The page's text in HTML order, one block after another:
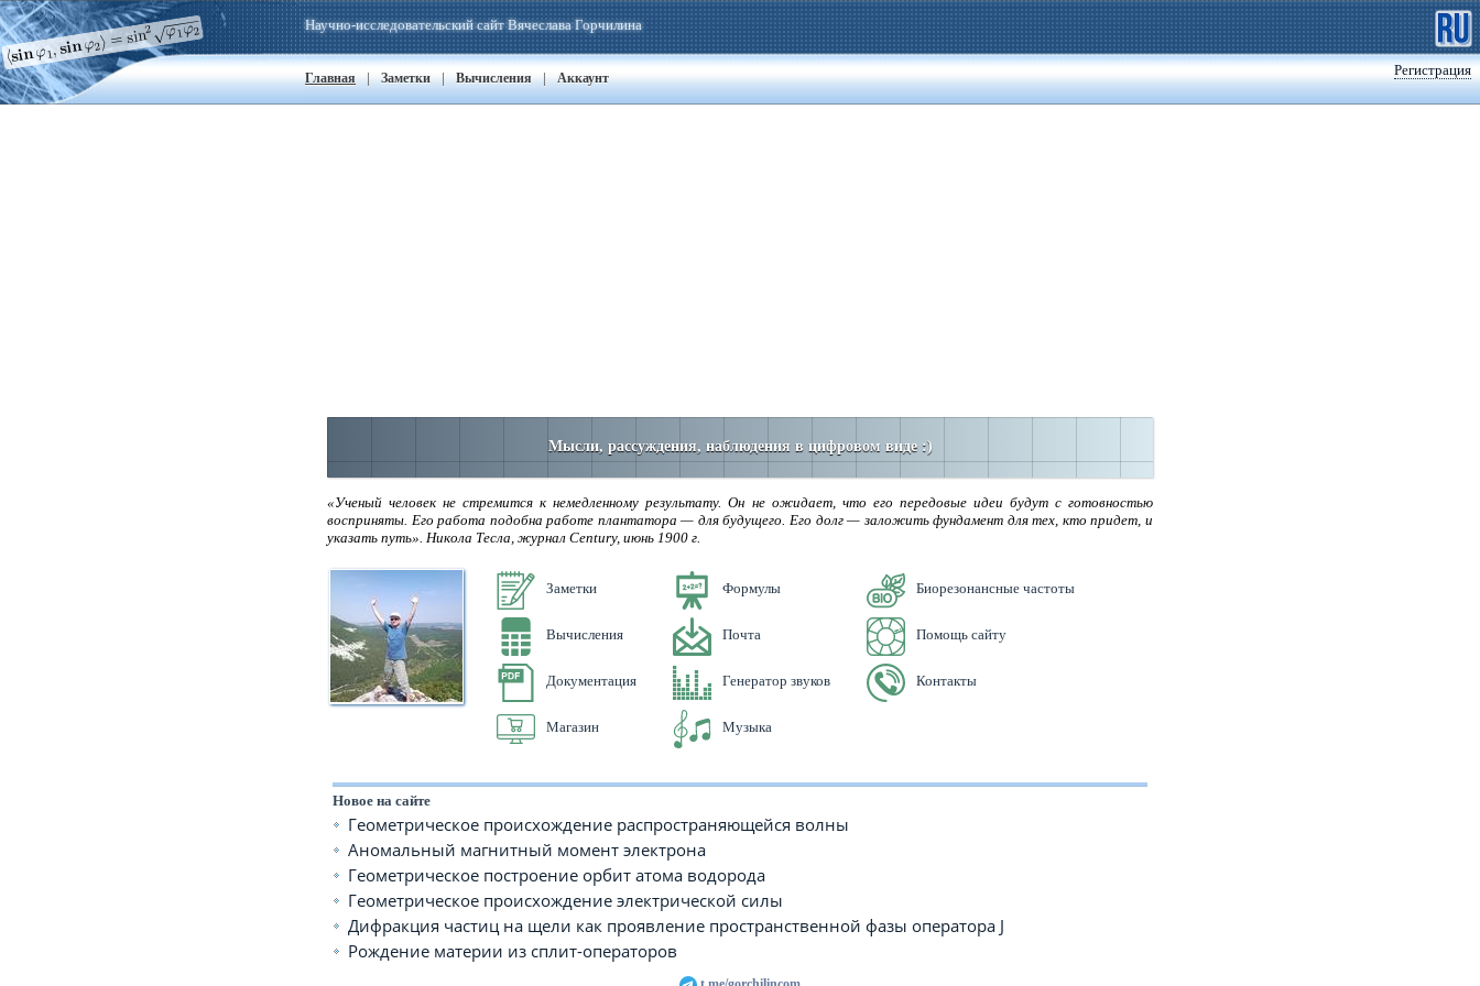
Регистрация
Научно-исследовательский сайт Вячеслава Горчилина
Главная | Заметки | Вычисления | Аккаунт
Мысли, рассуждения, наблюдения в цифровом виде :)
«Ученый человек не стремится к немедленному результату. Он не ожидает, что его передовые идеи будут с готовностью
восприняты. Его работа подобна работе плантатора — для будущего. Его долг — заложить фундамент для тех, кто придет, и
указать путь». Никола Тесла, журнал Century, июнь 1900 г.
Заметки
Вычисления
Документация
Магазин
Формулы
Почта
Генератор звуков
Музыка
Биорезонансные частоты
Помощь сайту
Контакты
Новое на сайте
Геометрическое происхождение распространяющейся волны
Аномальный магнитный момент электрона
Геометрическое построение орбит атома водорода
Геометрическое происхождение электрической силы
Дифракция частиц на щели как проявление пространственной фазы оператора J
Рождение материи из сплит-операторов